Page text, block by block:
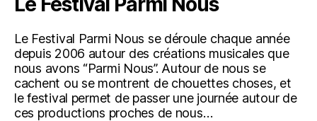
Le Festival Parmi Nous se déroule chaque année
depuis 2006 autour des créations musicales que
nous avons “Parmi Nous”. Autour de nous se
cachent ou se montrent de chouettes choses, et
le festival permet de passer une journée autour de
ces productions proches de nous…